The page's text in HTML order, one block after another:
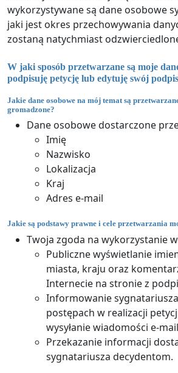
wykorzystywane są dane osobowe
jaki jest okres przechowywania
zostaną natychmiast
W jaki sposób przetwarzane są moje
podpisuję petycję lub edytuję swój
Jakie dane osobowe na mój temat są
gromadzone?
Dane osobowe dostarczone
Imię
Nazwisko
Lokalizacja
Kraj
Adres e-mail
Jakie są podstawy prawne i cele przetwarzania
Twoja zgoda na wykorzystanie
Publiczne wyświetlanie
miasta, kraju oraz
Internecie na stronie z
Informowanie
postępach w realizacji
wysyłanie wiadomości e-
Przekazanie informacji
sygnatariusza decydentom.